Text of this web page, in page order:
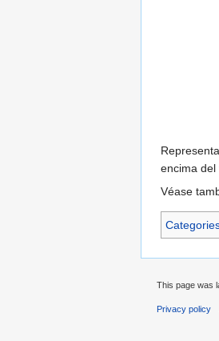
encima del
Véase
This page was
Privacy policy